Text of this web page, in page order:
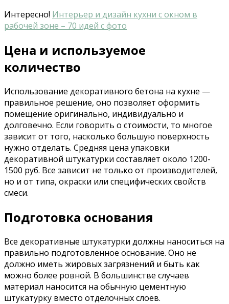
Интересно! Интерьер и дизайн кухни с окном в
рабочей зоне – 70 идей с фото
Цена и используемое
количество
Использование декоративного бетона на кухне —
правильное решение, оно позволяет оформить
помещение оригинально, индивидуально и
долговечно. Если говорить о стоимости, то многое
зависит от того, насколько большую поверхность
нужно отделать. Средняя цена упаковки
декоративной штукатурки составляет около 1200-
1500 руб. Все зависит не только от производителей,
но и от типа, окраски или специфических свойств
смеси.
Подготовка основания
Все декоративные штукатурки должны наноситься на
правильно подготовленное основание. Оно не
должно иметь жировых загрязнений и быть как
можно более ровной. В большинстве случаев
материал наносится на обычную цементную
штукатурку вместо отделочных слоев.